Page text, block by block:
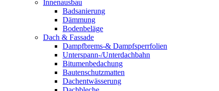
Innenausbau
Badsanierung
Dämmung
Bodenbeläge
Dach & Fassade
Dampfbrems-& Dampfsperrfolien
Unterspann-/Unterdachbahn
Bitumenbedachung
Bautenschutzmatten
Dachentwässerung